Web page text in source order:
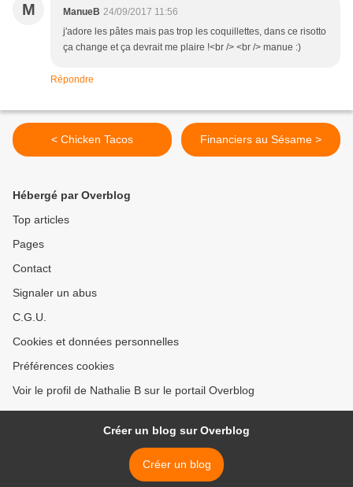
M ManueB 24/09/2017 11:56
j'adore les pâtes mais pas trop les coquillettes, dans ce risotto
ça change et ça devrait me plaire !<br /> <br /> manue :)
Répondre
< Chicken Tacos Financiers au Sésame >
Hébergé par Overblog
Top articles
Pages
Contact
Signaler un abus
C.G.U.
Cookies et données personnelles
Préférences cookies
Voir le profil de Nathalie B sur le portail Overblog
Créer un blog sur Overblog
Créer un blog